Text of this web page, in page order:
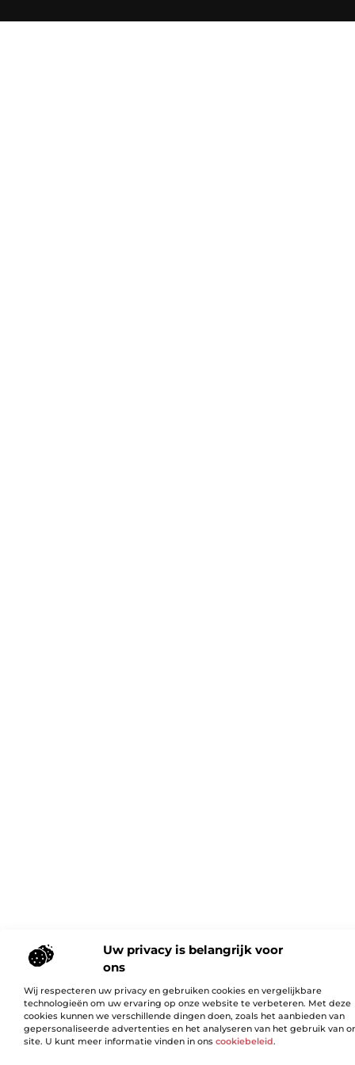
Uw privacy is belangrijk voor
ons
Wij respecteren uw privacy en gebruiken cookies en vergelijkbare
technologieën om uw ervaring op onze website te verbeteren. Met deze
cookies kunnen we verschillende dingen doen, zoals het aanbieden van
gepersonaliseerde advertenties en het analyseren van het gebruik van
site. U kunt meer informatie vinden in ons cookiebeleid.